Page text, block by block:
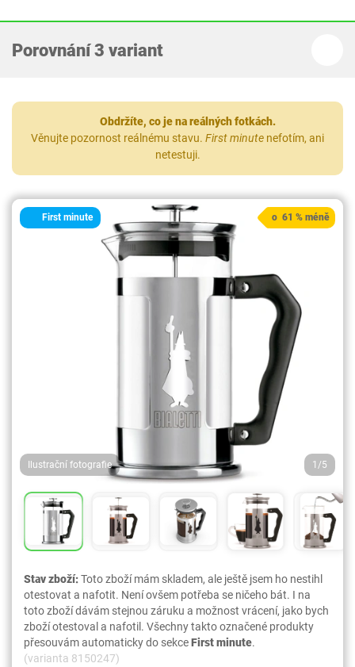
Porovnání 3 variant
Obdržíte, co je na reálných fotkách.
Věnujte pozornost reálnému stavu. First minute nefotím, ani
netestuji.
First minute
Ilustrační fotografie 1/5
o 61 % méně
Stav zboží:Toto zboží mám skladem, ale ještě jsem ho nestihl
otestovat a nafotit. Není ovšem potřeba se ničeho bát. I na
toto zboží dávám stejnou záruku a možnost vrácení, jako bych
zboží otestoval a nafotil. Všechny takto označené produkty
přesouvám automaticky do sekceFirst minute.
(varianta 8150247)